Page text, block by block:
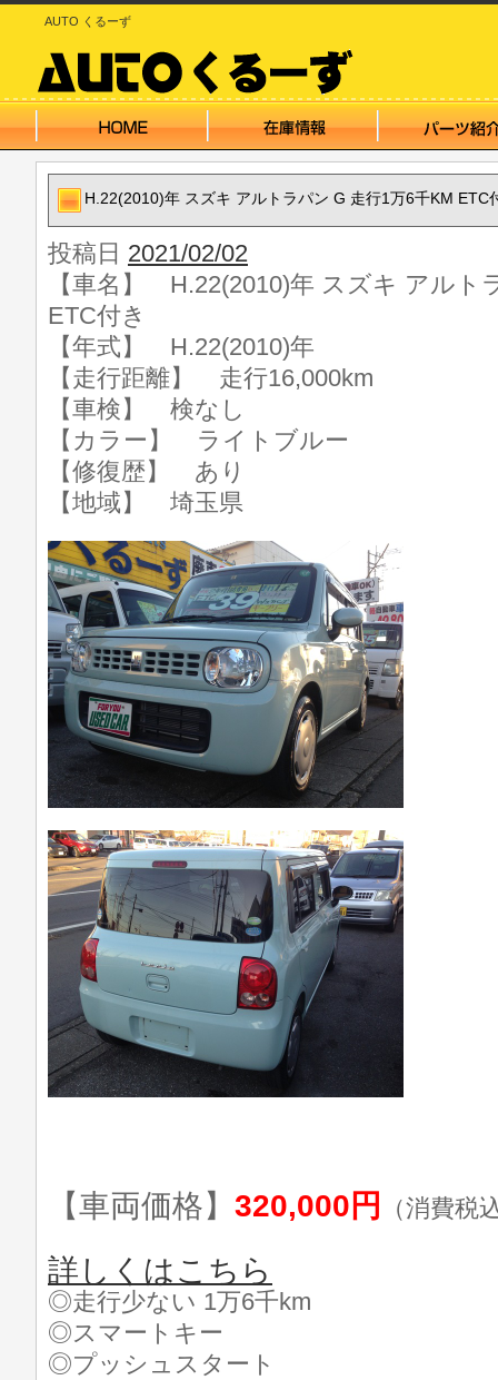
AUTO くるーず
H.22(2010)年 スズキ アルトラパン G 走行1万6千KM ETC
投稿日 2021/02/02
【車名】 H.22(2010)年 スズキ アルト
ETC付き
【年式】 H.22(2010)年
【走行距離】 走行16,000km
【車検】 検なし
【カラー】 ライトブルー
【修復歴】 あり
【地域】 埼玉県
【車両価格】 320,000円 （消費税
詳しくはこちら
◎走行少ない 1万6千km
◎スマートキー
◎プッシュスタート